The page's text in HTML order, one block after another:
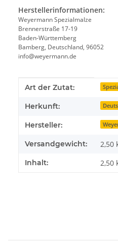
Herstellerinformationen:
Weyermann Spezialmalze
Brennerstraße 17-19
Baden-Württemberg
Bamberg, Deutschland, 96052
info@weyermann.de
Produkteigenschaft
Wert
Art der Zutat:
Herkunft:
Hersteller:
Versandgewicht: 2,50
Inhalt: 2,50